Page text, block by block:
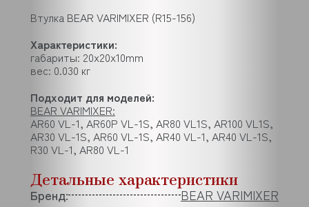
Втулка BEAR VARIMIXER (R15-156)
Характеристики:
габариты: 20x20x10mm
вес: 0.030 кг
Подходит для моделей:
BEAR VARIMIXER:
AR60 VL-1, AR60P VL-1S, AR80 VL1S, AR100 VL1S,
AR30 VL-1S, AR60 VL-1S, AR40 VL-1, AR40 VL-1S,
R30 VL-1, AR80 VL-1
Детальные характеристики
Бренд:
BEAR VARIMIXER